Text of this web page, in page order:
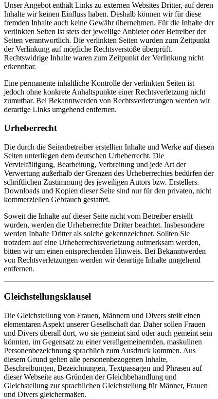
Unser Angebot enthält Links zu externen Websites Dritter, auf deren
Inhalte wir keinen Einfluss haben. Deshalb können wir für diese
fremden Inhalte auch keine Gewähr übernehmen. Für die Inhalte der
verlinkten Seiten ist stets der jeweilige Anbieter oder Betreiber der
Seiten verantwortlich. Die verlinkten Seiten wurden zum Zeitpunkt
der Verlinkung auf mögliche Rechtsverstöße überprüft.
Rechtswidrige Inhalte waren zum Zeitpunkt der Verlinkung nicht
erkennbar.
Eine permanente inhaltliche Kontrolle der verlinkten Seiten ist
jedoch ohne konkrete Anhaltspunkte einer Rechtsverletzung nicht
zumutbar. Bei Bekanntwerden von Rechtsverletzungen werden wir
derartige Links umgehend entfernen.
Urheberrecht
Die durch die Seitenbetreiber erstellten Inhalte und Werke auf diesen
Seiten unterliegen dem deutschen Urheberrecht. Die
Vervielfältigung, Bearbeitung, Verbreitung und jede Art der
Verwertung außerhalb der Grenzen des Urheberrechtes bedürfen der
schriftlichen Zustimmung des jeweiligen Autors bzw. Erstellers.
Downloads und Kopien dieser Seite sind nur für den privaten, nicht
kommerziellen Gebrauch gestattet.
Soweit die Inhalte auf dieser Seite nicht vom Betreiber erstellt
wurden, werden die Urheberrechte Dritter beachtet. Insbesondere
werden Inhalte Dritter als solche gekennzeichnet. Sollten Sie
trotzdem auf eine Urheberrechtsverletzung aufmerksam werden,
bitten wir um einen entsprechenden Hinweis. Bei Bekanntwerden
von Rechtsverletzungen werden wir derartige Inhalte umgehend
entfernen.
Gleichstellungsklausel
Die Gleichstellung von Frauen, Männern und Divers stellt einen
elementaren Aspekt unserer Gesellschaft dar. Daher sollen Frauen
und Divers überall dort, wo sie gemeint sind oder auch gemeint sein
könnten, im Gegensatz zu einer verallgemeinernden, maskulinen
Personenbezeichnung sprachlich zum Ausdruck kommen. Aus
diesem Grund gelten alle personenbezogenen Inhalte,
Beschreibungen, Bezeichnungen, Textpassagen und Phrasen auf
dieser Webseite aus Gründen der Gleichbehandlung und
Gleichstellung zur sprachlichen Gleichstellung für Männer, Frauen
und Divers gleichermaßen.